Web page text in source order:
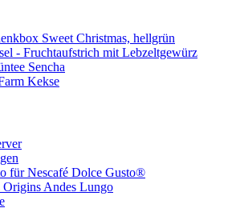
Sweet Christmas, hellgrün
- Fruchtaufstrich mit Lebzeltgewürz
Sencha
Kekse
für Nescafé Dolce Gusto®
Origins Andes Lungo